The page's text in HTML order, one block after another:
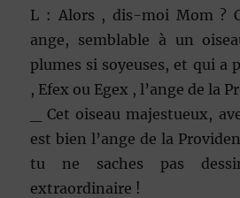
L : Alors , dis-moi Mom ?
ange, semblable à un
plumes si soyeuses, et qui a
, Efex ou Egex , l’ange de la
_ Cet oiseau majestueux,
est bien l’ange de la
tu ne saches pas
extraordinaire !